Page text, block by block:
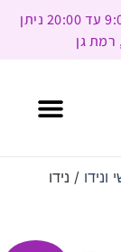
ניתן להגיע בתיאום מראש | בשעות הפעילות 9:00 עד 20:00 ניתן
ונידו / נידו